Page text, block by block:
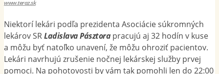
www.teraz.sk
Niektorí lekári podľa prezidenta Asociácie súkromných
lekárov SRLadislava Pásztorapracujú aj 32 hodín v kuse
a môžu byť natoľko unavení, že môžu ohroziť pacientov.
Lekári navrhujú zrušenie nočnej lekárskej služby prvej
pomoci. Na pohotovosti by vám tak pomohli len do 22:00